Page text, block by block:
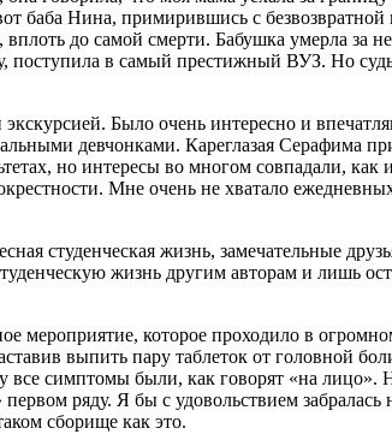
баба Нина, примирившись с
до самой смерти. Бабушка умерла за
поступила в самый престижный ВУЗ. Но
Было очень интересно и
девчонками. Кареглазая Серафима
но интересы во многом совпадали,
Мне очень не хватало
студенческая жизнь, замечательные
жизнь другим авторам и лишь
мероприятие, которое проходило в
выпить пару таблеток от головной
все симптомы были, как говорят «на лицо».
ряду. Я бы с удовольствием
сборище как это.